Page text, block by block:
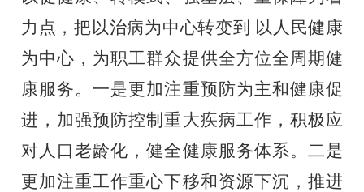
力点，把以治病为中心转变到 以人民健康
为中心，为职工群众提供全方位全周期健
康服务。一是更加注重预防为主和健康促
进，加强预防控制重大疾病工作， 积极应
对人口老龄化，健全健康服务体系。二是
更加注重工作重心下移和资源下沉，推进